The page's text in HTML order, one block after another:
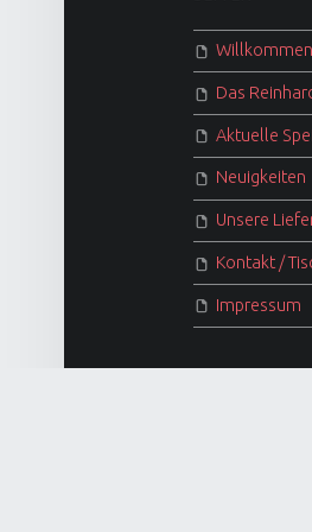
Willkommen
Das
Aktuelle
Neuigkeiten
Unsere
Kontakt /
Impressum